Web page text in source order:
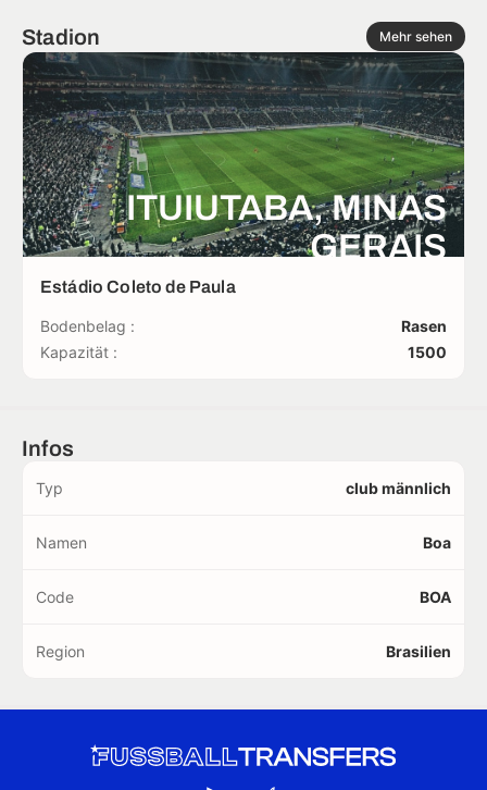
Stadion Mehr sehen
ITUIUTABA, MINAS
GERAIS
Estádio Coleto de Paula
Bodenbelag :
Rasen
Kapazität :
1500
Infos
Typ club männlich
Namen Boa
Code BOA
Region Brasilien